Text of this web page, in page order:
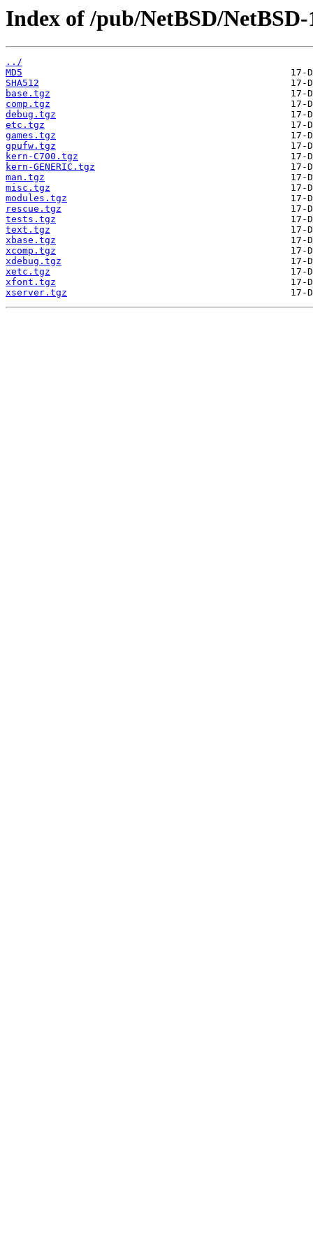
Index of /pub/NetBSD/
../
MD5
SHA512
base.tgz
comp.tgz
debug.tgz
etc.tgz
games.tgz
gpufw.tgz
kern-C700.tgz
kern-GENERIC.tgz
man.tgz
misc.tgz
modules.tgz
rescue.tgz
tests.tgz
text.tgz
xbase.tgz
xcomp.tgz
xdebug.tgz
xetc.tgz
xfont.tgz
xserver.tgz